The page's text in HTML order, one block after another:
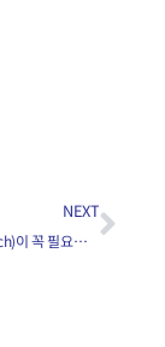
NEXT
연구실적(Research)이 꼭 필요한가요?